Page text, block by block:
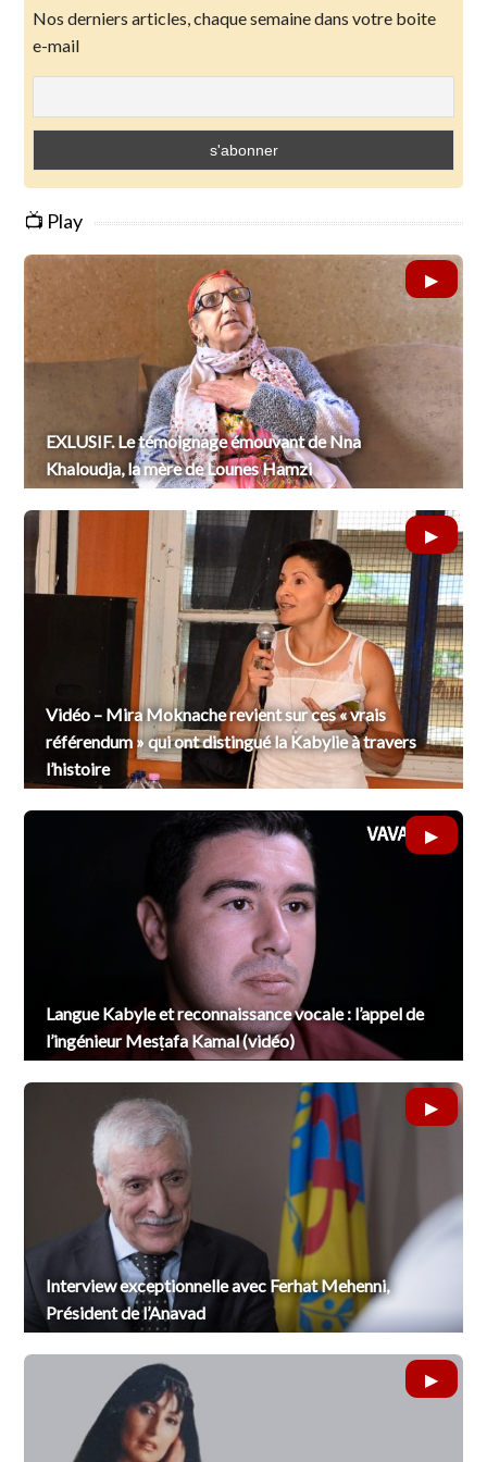
Nos derniers articles, chaque semaine dans votre boite
e-mail
📺 Play
EXLUSIF. Le témoignage émouvant de Nna
Khaloudja, la mère de Lounes Hamzi
Vidéo – Mira Moknache revient sur ces « vrais
référendum » qui ont distingué la Kabylie à travers
l’histoire
Langue Kabyle et reconnaissance vocale : l’appel de
l’ingénieur Mesṭafa Kamal (vidéo)
Interview exceptionnelle avec Ferhat Mehenni,
Président de l’Anavad